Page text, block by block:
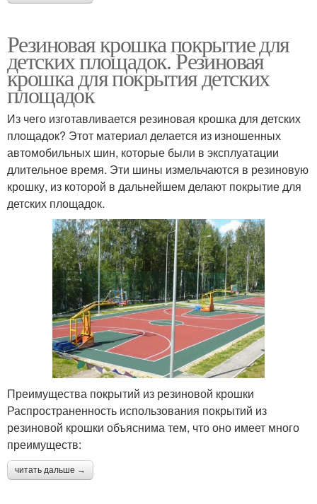
Резиновая крошка покрытие для
детских площадок. Резиновая
крошка для покрытия детских
площадок
Из чего изготавливается резиновая крошка для детских
площадок? Этот материал делается из изношенных
автомобильных шин, которые были в эксплуатации
длительное время. Эти шины измельчаются в резиновую
крошку, из которой в дальнейшем делают покрытие для
детских площадок.
Преимущества покрытий из резиновой крошки
Распространенность использования покрытий из
резиновой крошки объяснима тем, что оно имеет много
преимуществ:
читать дальше →